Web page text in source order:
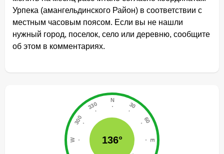
Урпека (амангельдинского Район) в соответствии с
местным часовым поясом. Если вы не нашли
нужный город, поселок, село или деревню, сообщите
об этом в комментариях.
136°